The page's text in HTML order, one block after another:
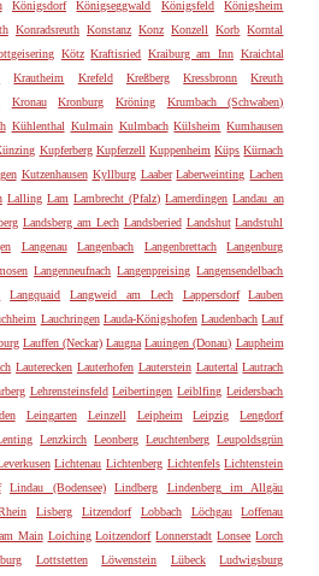
Königsdorf Königseggwald Königsfeld
Königsheim
Konradsreuth Konstanz Konz Konzell Korb Korntal
Kötz Kraftisried Kraiburg am Inn Kraichtal
Krautheim Krefeld Kreßberg Kressbronn
Kreuth
Kronau Kronburg Kröning
Krumbach (Schwaben)
Kühlenthal Kulmain Kulmbach Külsheim Kumhausen
Kupferberg Kupferzell Kuppenheim Küps Kürnach
Kutzenhausen Kyllburg Laaber Laberweinting Lachen
Lalling Lam Lambrecht (Pfalz) Lamerdingen Landau an
Landsberg am Lech Landsberied Landshut Landstuhl
Langenau Langenbach Langenbrettach
Langenburg
Langenneufnach Langenpreising Langensendelbach
Langquaid Langweid am Lech Lappersdorf
Lauben
Lauchringen Lauda-Königshofen Laudenbach Lauf
Lauffen (Neckar) Laugna Lauingen (Donau) Laupheim
Lauterecken Lauterhofen Lauterstein Lautertal Lautrach
Lehrensteinsfeld Leibertingen Leiblfing Leidersbach
Leingarten Leinzell Leipheim Leipzig
Lengdorf
Lenzkirch Leonberg Leuchtenberg Leupoldsgrün
Lichtenau Lichtenberg Lichtenfels Lichtenstein
Lindau (Bodensee) Lindberg
Lindenberg im Allgäu
Lisberg Litzendorf Lobbach Löchgau
Loffenau
Main Loiching Loitzendorf Lonnerstadt Lonsee Lorch
Lottstetten Löwenstein Lübeck
Ludwigsburg